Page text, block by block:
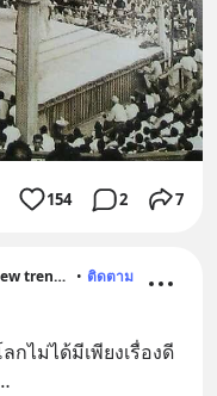
154 2 7
No.1 lifestyle blog that explore new trend and history • ติดตาม
กไม่ได้มีเพียงเรื่องดี